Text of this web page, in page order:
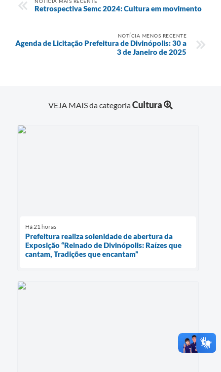
Retrospectiva Semc 2024: Cultura em movimento
NOTÍCIA MENOS RECENTE
Agenda de Licitação Prefeitura de Divinópolis: 30 a
3 de Janeiro de 2025
VEJA MAIS da categoriaCultura
Há 21 horas
Prefeitura realiza solenidade de abertura da
Exposição “Reinado de Divinópolis: Raízes que
cantam, Tradições que encantam”